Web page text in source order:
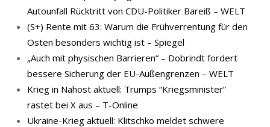
Autounfall Rücktritt von CDU-Politiker Bareiß – WELT
(S+) Rente mit 63: Warum die Frühverrentung für den
Osten besonders wichtig ist – Spiegel
„Auch mit physischen Barrieren“ – Dobrindt fordert
bessere Sicherung der EU-Außengrenzen – WELT
Krieg in Nahost aktuell: Trumps “Kriegsminister”
rastet bei X aus – T-Online
Ukraine-Krieg aktuell: Klitschko meldet schwere